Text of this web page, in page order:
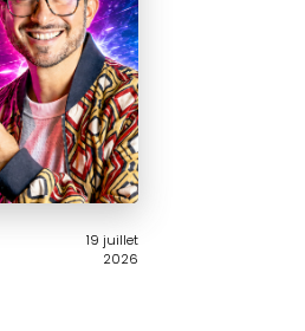
19 juillet
2026